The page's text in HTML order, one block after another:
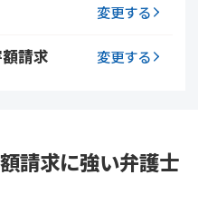
相続人調査
相続登記
変更する
請求 変更する
請求に強い弁護士